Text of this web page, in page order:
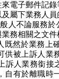
電子郵件記
屬下業務人
人不論服務
務相關之文
然於業務上
供被上訴人業
訴人業務銜接
自有於離職時